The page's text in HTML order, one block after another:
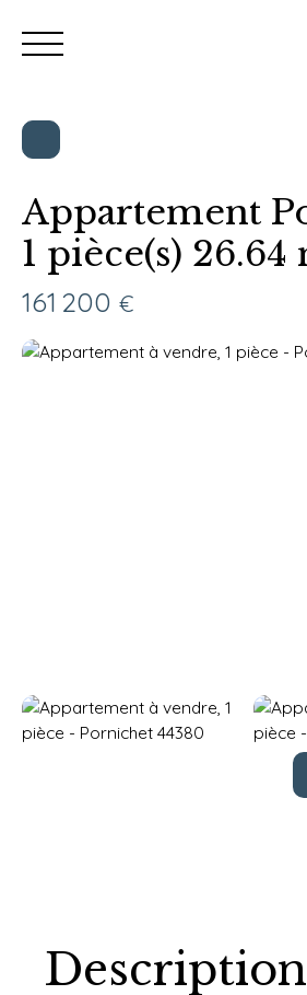
Nos bureaux Acheter Vendre
Estimation
Appartement
1 pièce(s) 26.64
161 200 €
Description